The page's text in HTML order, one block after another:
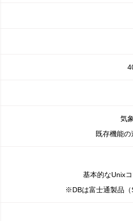
気
既存機能
基本的なUnix
※DBは富士通製品（